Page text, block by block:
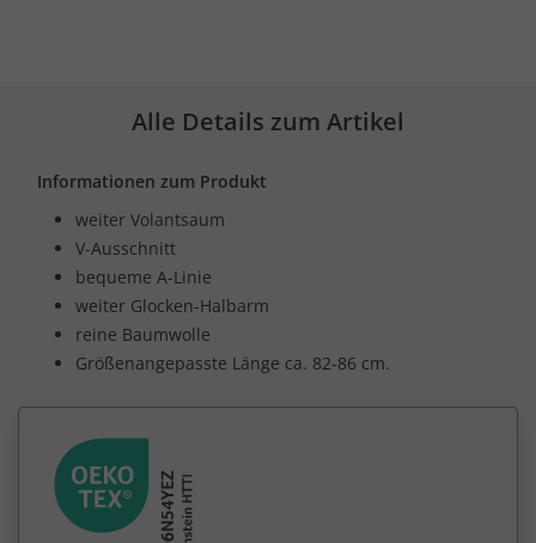
Alle Details zum Artikel
Informationen zum Produkt
weiter Volantsaum
V-Ausschnitt
bequeme A-Linie
weiter Glocken-Halbarm
reine Baumwolle
Größenangepasste Länge ca. 82-86 cm.